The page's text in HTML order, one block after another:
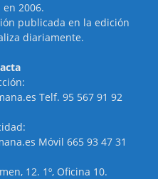
2006.
publicada en la edición
diariamente.
Telf. 95 567 91 92
Móvil 665 93 47 31
12. 1º, Oficina 10.